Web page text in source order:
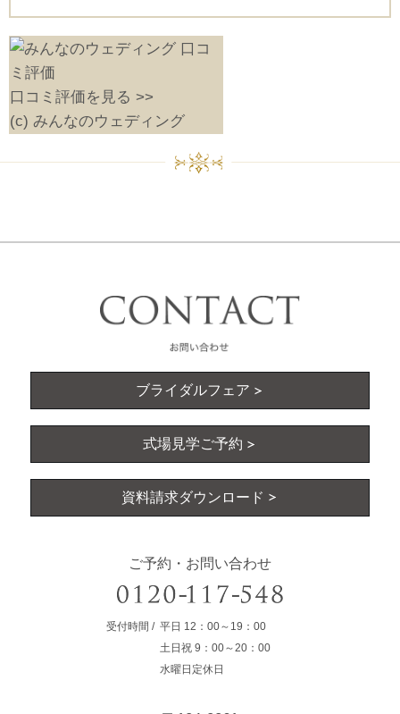
口コミ評価を見る >>
(c) みんなのウェディング
ブライダルフェア
式場見学ご予約
資料請求ダウンロード
ご予約・お問い合わせ
受付時間 平日 12：00～19：00
土日祝 9：00～20：00
水曜日定休日